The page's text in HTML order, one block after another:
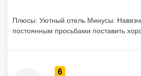
Плюсы: Уютный отель Минусы:
постоянным просьбами поставить
6